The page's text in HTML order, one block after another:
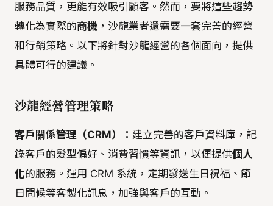
服務品質，更能有效吸引顧客。然而，要將這些趨勢
轉化為實際的商機 ，沙龍業者還需要一套完善的經營
和行銷策略。以下將針對沙龍經營的各個面向，提供
具體可行的建議。
沙龍經營管理策略
客戶關係管理（CRM）： 建立完善的客戶資料庫，記
錄客戶的髮型偏好、消費習慣等資訊，以便提供個人
化的服務。運用 CRM 系統，定期發送生日祝福、節
日問候等客製化訊息，加強與客戶的互動。